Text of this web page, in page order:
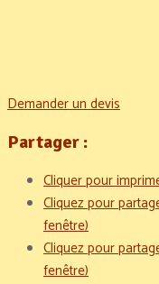
Demander un devis
Partager :
Cliquer pour
Cliquez pour
fenêtre)
Cliquez pour
fenêtre)